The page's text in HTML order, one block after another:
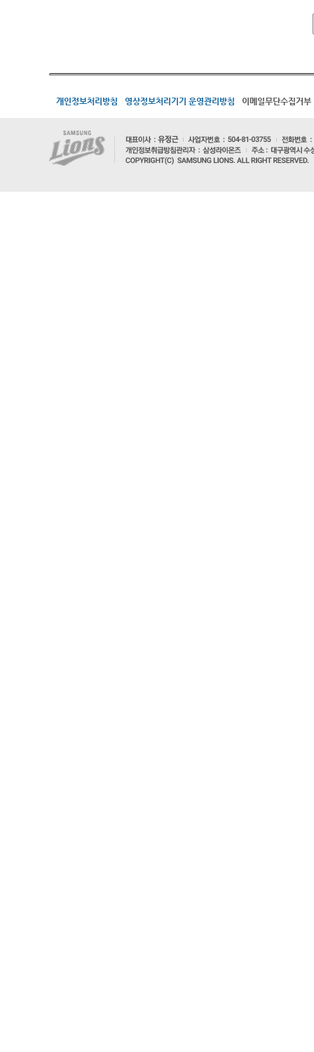
개인정보처리방침 영상정보처리기기 운영관리방침 이메일무단수집거부